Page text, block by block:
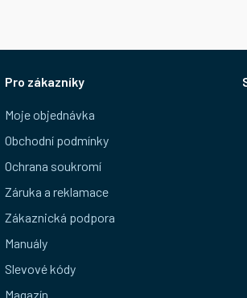
Pro zákazníky
Moje objednávka
Obchodní podmínky
Ochrana soukromí
Záruka a reklamace
Zákaznická podpora
Manuály
Slevové kódy
Magazín